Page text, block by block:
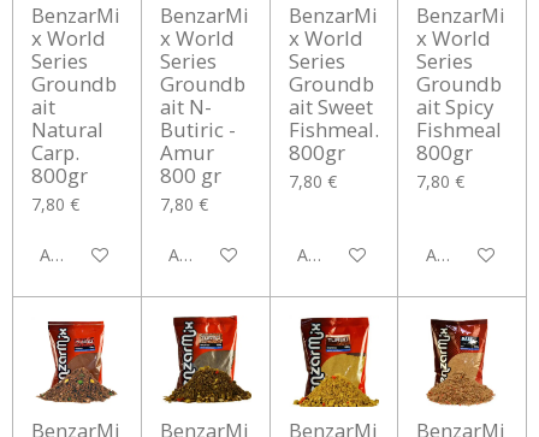
BenzarMi
x World
Series
Groundb
ait
Natural
Carp.
800gr
7,80 €
Aggiungi al carrello
BenzarMi
x World
Series
Groundb
ait N-
Butiric -
Amur
800 gr
7,80 €
Aggiungi al carrello
BenzarMi
x World
Series
Groundb
ait Sweet
Fishmeal.
800gr
7,80 €
Avvisami quando disponibile
BenzarMi
x World
Series
Groundb
ait Spicy
Fishmeal
800gr
7,80 €
Avvisami
BenzarMi
BenzarMi
BenzarMi
BenzarMi